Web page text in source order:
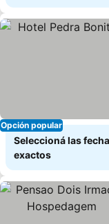
Opción popular
Seleccioná las
exactos